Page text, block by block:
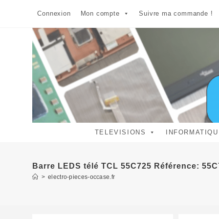
Connexion Mon compte Suivre ma commande !
TELEVISIONS
Barre LEDS télé TCL 55C725 Référence:
> electro-pieces-occase.fr